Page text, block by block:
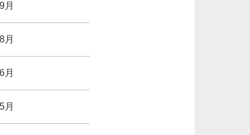
月
月
月
月